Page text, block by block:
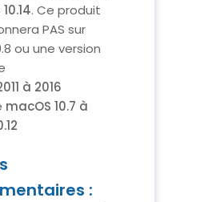
. Ce produit
PAS sur
ou une version
à 2016
macOS 10.7 à
: